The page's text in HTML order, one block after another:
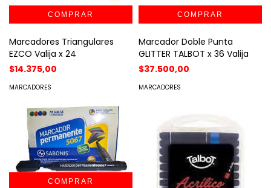
Marcadores Triangulares
EZCO Valija x 24
$14.375,00
MARCADORES
Marcador Doble Punta
GLITTER TALBOT x 36 Valija
$37.500,00
MARCADORES